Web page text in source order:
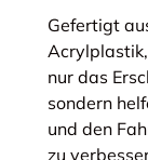
Gefertigt
nur das
sondern
und den
zu